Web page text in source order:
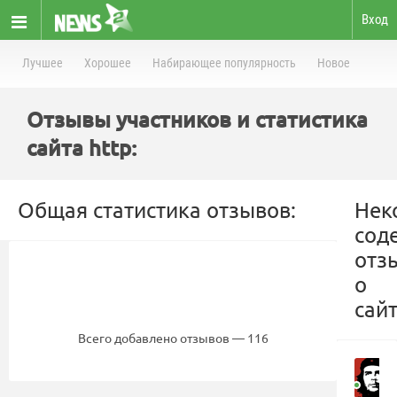
Вход
Лучшее Хорошее Набирающее популярность Новое
Отзывы участников и статистика
сайта http:
Общая статистика отзывов:
Всего добавлено отзывов — 116
о